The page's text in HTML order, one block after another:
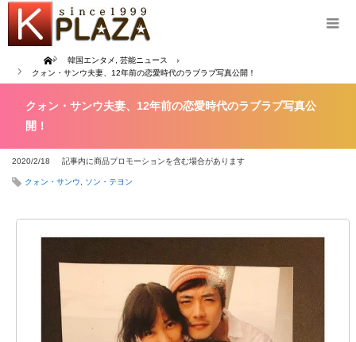
Home 韓国エンタメ
芸能ニュース
クォン・サンウ夫妻、12年前の恋愛時代のラブラブ写真公開！
クォン・サンウ夫妻、12年前の恋愛時代のラブラブ写真公
開！
2020/2/18 記事内に商品プロモーションを含む場合があります
クォン・サンウ ソン・テヨン